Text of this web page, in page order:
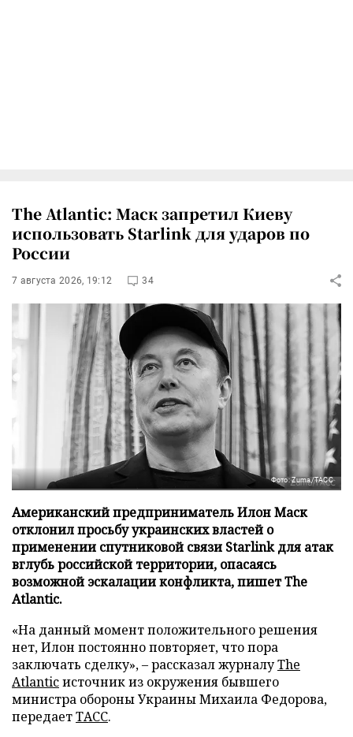
The Atlantic: Маск запретил Киеву
использовать Starlink для ударов по
России
7 августа 2026, 19:12 34
Фото: Zuma/ТАСС
Американский предприниматель Илон Маск
отклонил просьбу украинских властей о
применении спутниковой связи Starlink для атак
вглубь российской территории, опасаясь
возможной эскалации конфликта, пишет The
Atlantic.
«На данный момент положительного решения
нет, Илон постоянно повторяет, что пора
заключать сделку», – рассказал журналуThe
Atlanticисточник из окружения бывшего
министра обороны Украины Михаила Федорова,
передаетТАСС.